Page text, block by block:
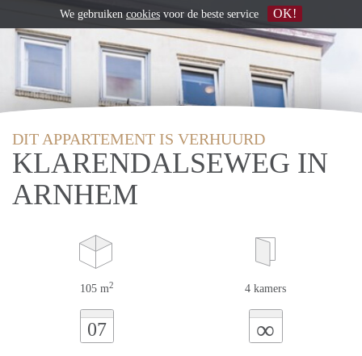
DIT APPARTEMENT IS VERHUURD
KLARENDALSEWEG IN
ARNHEM
105 m2 4 kamers
07 ∞
We gebruiken cookies voor de beste service OK!